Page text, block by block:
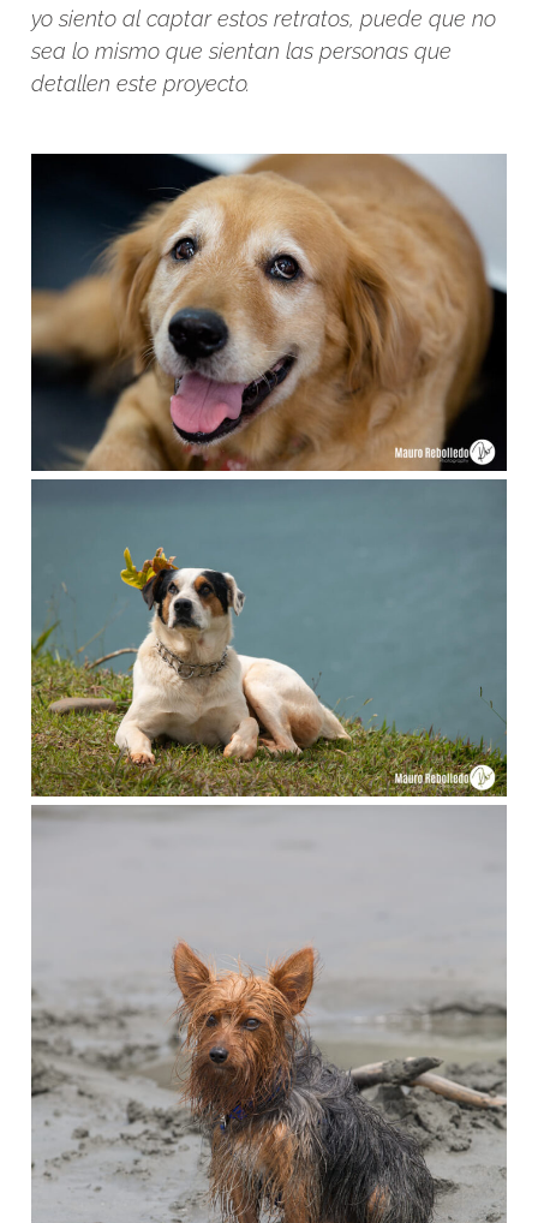
yo siento al captar estos retratos, puede que no
sea lo mismo que sientan las personas que
detallen este proyecto.